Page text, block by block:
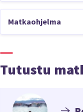
Reykjavikiin on
ratsastamaan
Matkaohjelma
Muistathan
Tutustu